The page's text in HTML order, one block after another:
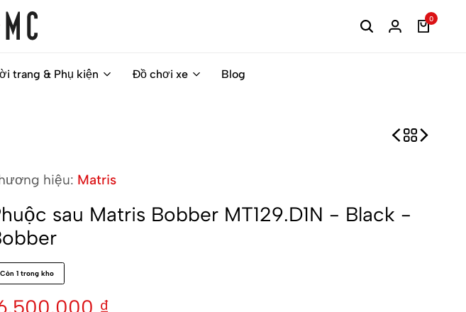
0
trang & Phụ kiện Đồ chơi xe Blog
hiệu: Matris
sau Matris Bobber MT129.D1N - Black -
Còn 1 trong kho
₫